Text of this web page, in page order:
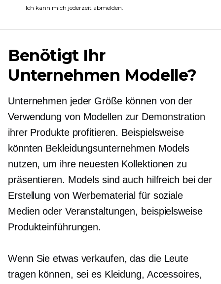
Ich kann mich jederzeit abmelden.
Benötigt Ihr
Unternehmen Modelle?
Unternehmen jeder Größe können von der
Verwendung von Modellen zur Demonstration
ihrer Produkte profitieren. Beispielsweise
könnten Bekleidungsunternehmen Models
nutzen, um ihre neuesten Kollektionen zu
präsentieren. Models sind auch hilfreich bei der
Erstellung von Werbematerial für soziale
Medien oder Veranstaltungen, beispielsweise
Produkteinführungen.
Wenn Sie etwas verkaufen, das die Leute
tragen können, sei es Kleidung, Accessoires,